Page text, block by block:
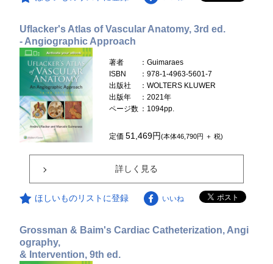
Uflacker's Atlas of Vascular Anatomy, 3rd ed.
- Angiographic Approach
著者
：Guimaraes
ISBN
：978-1-4963-5601-7
出版社
：WOLTERS KLUWER
出版年
：2021年
ページ数 ：1094pp.
定価51,469円(本体46,790円 ＋ 税)
詳しく見る
ほしいものリストに登録 いいね
Grossman & Baim's Cardiac Catheterization, Angi
ography,
& Intervention, 9th ed.